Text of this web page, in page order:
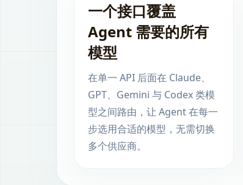
一个接口覆盖
Agent 需要的所有
模型
在单一 API 后面在 Claude、
GPT、Gemini 与 Codex 类模
型之间路由，让 Agent 在每一
步选用合适的模型，无需切换
多个供应商。